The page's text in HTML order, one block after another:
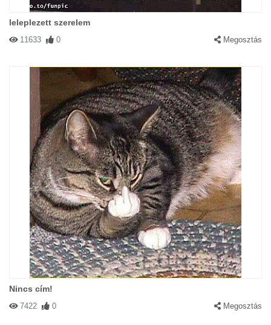
leleplezett szerelem
11633 0 Megosztás
Nincs cím!
7422 0 Megosztás